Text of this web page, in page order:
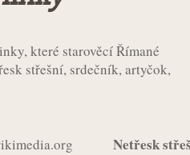
které starověcí Římané
střešní, srdečník, artyčok,
Netřesk